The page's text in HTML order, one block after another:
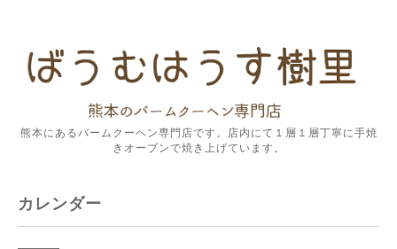
熊本にあるバームクーヘン専門店です。店内にて１層１層丁寧に手焼
きオーブンで焼き上げています。
カレンダー